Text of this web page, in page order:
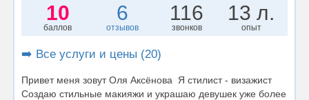
10
баллов
6
отзывов
116
звонков
13 л.
опыт
➡️ Все услуги и цены (20)
Привет меня зовут Оля Аксёнова Я стилист - визажист
Создаю стильные макияжи и украшаю девушек уже более